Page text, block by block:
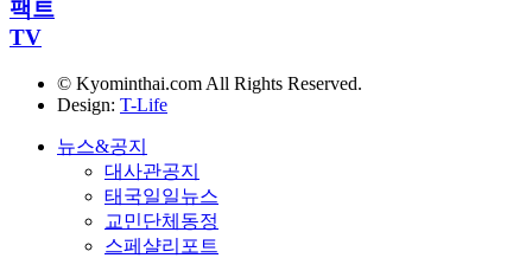
팩트
TV
© Kyominthai.com All Rights Reserved.
Design: T-Life
뉴스&공지
대사관공지
태국일일뉴스
교민단체동정
스페샬리포트